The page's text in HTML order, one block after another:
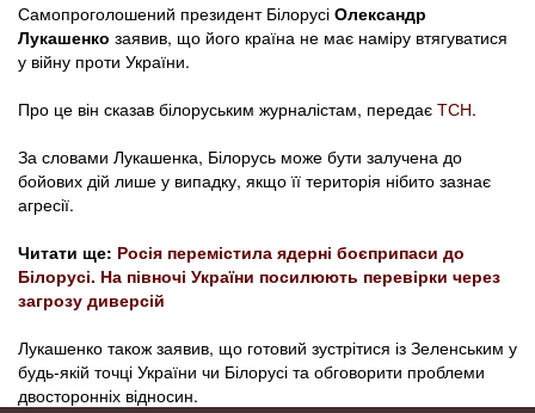
Самопроголошений президент Білорусі Олександр
Лукашенко заявив, що його країна не має наміру втягуватися
у війну проти України.
Про це він сказав білоруським журналістам, передає ТСН.
За словами Лукашенка, Білорусь може бути залучена до
бойових дій лише у випадку, якщо її територія нібито зазнає
агресії.
Читати ще: Росія перемістила ядерні боєприпаси до
Білорусі. На півночі України посилюють перевірки через
загрозу диверсій
Лукашенко також заявив, що готовий зустрітися із Зеленським у
будь-якій точці України чи Білорусі та обговорити проблеми
двосторонніх відносин.